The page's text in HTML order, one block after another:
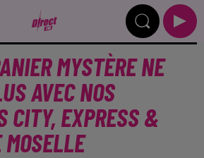
MYSTÈRE NE
AVEC NOS
CITY, EXPRESS &